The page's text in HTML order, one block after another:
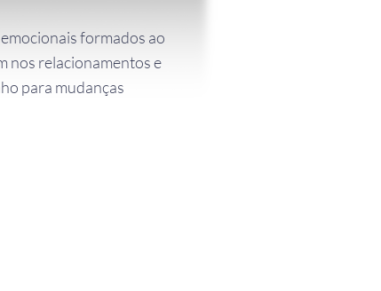
formados ao
nos relacionamentos e
para mudanças